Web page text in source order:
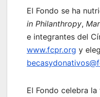
El Fondo se ha
in Philanthropy,
e integrantes del
www.fcpr.org y
El Fondo celebra